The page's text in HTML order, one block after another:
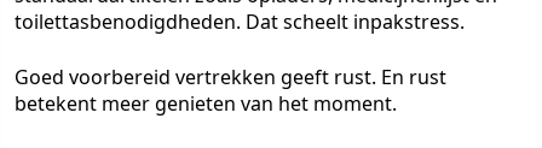
toilettasbenodigdheden. Dat scheelt inpakstress.
Goed voorbereid vertrekken geeft rust. En rust
betekent meer genieten van het moment.